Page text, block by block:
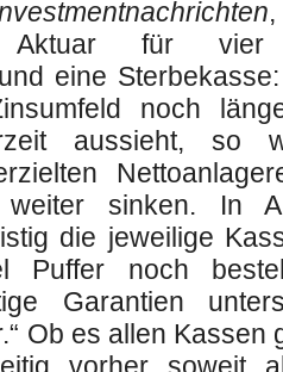
Aktuar für vier
eine
noch
aussieht, so
weiter sinken. In
die jeweilige
noch
Garantien
Ob es allen Kassen